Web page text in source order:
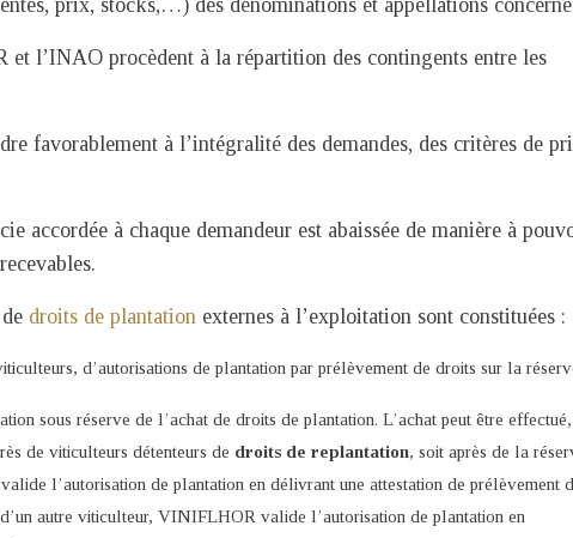
prix, stocks,…) des dénominations et appellations
l’INAO procèdent à la répartition des contingents entre les
favorablement à l’intégralité des demandes, des critères de
accordée à chaque demandeur est abaissée de manière à
droits de plantation externes à l’exploitation sont constituées :
d’autorisations de plantation par prélèvement de droits sur la
sous réserve de l’achat de droits de plantation. L’achat peut être effectué,
de viticulteurs détenteurs de droits de replantation, soit après de la
l’autorisation de plantation en délivrant une attestation de prélèvement
autre viticulteur, VINIFLHOR valide l’autorisation de plantation en